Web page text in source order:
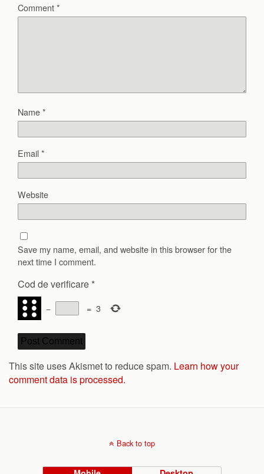
Comment*
Name*
Email*
Website
Save my name, email, and website in this browser for the
next time I comment.
Cod de verificare *
− = 3
This site uses Akismet to reduce spam. Learn how your
comment data is processed.
Back to top